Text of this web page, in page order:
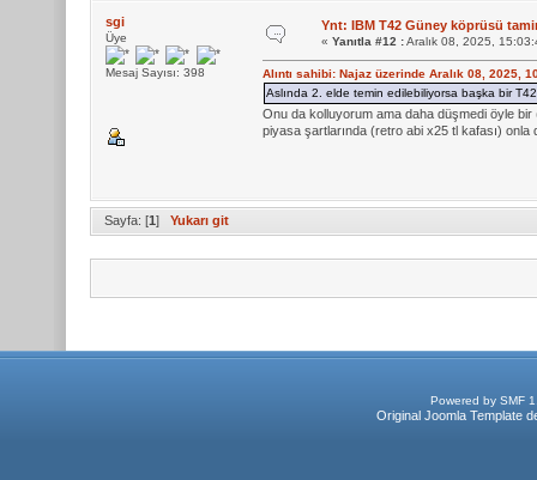
sgi
Üye
Mesaj Sayısı: 398
Ynt: IBM T42 Güney köprüsü
« Yanıtla #12 :Aralık 08, 2025,
Alıntı sahibi: Najaz üzerinde Aralık 08, 2025,
Aslında 2. elde temin edilebiliyorsa başka bir
Onu da kolluyorum ama daha düşmedi öyle
piyasa şartlarında (retro abi x25 tl kafası) onla
Sayfa: [1] Yukarı git
Powered by SMF
Original Joomla Template